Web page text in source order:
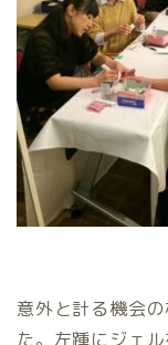
意外と計る機会
た。左踵にジェ